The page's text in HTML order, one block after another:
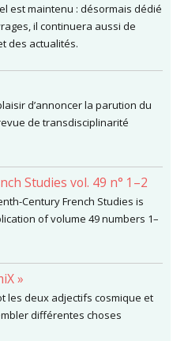
est maintenu : désormais dédié
il continuera aussi de
des actualités.
d’annoncer la parution du
de transdisciplinarité
Studies vol. 49 n° 1–2
Century French Studies is
of volume 49 numbers 1–
»
les deux adjectifs cosmique et
différentes choses